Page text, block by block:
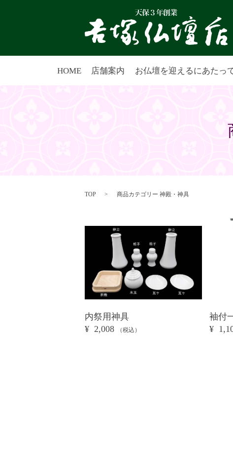
HOME 店舗案内 お仏壇を迎えるにあたっ
TOP 商品カテゴリー 神殿・神具
内祭用神具
¥ 2,008
（税込）
袖付
¥